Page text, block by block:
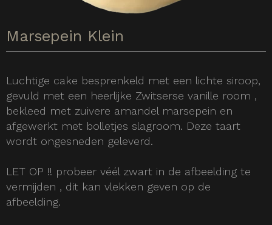
Marsepein Klein
Luchtige cake besprenkeld met een lichte siroop,
gevuld met een heerlijke Zwitserse vanille room ,
bekleed met zuivere amandel marsepein en
afgewerkt met bolletjes slagroom. Deze taart
wordt ongesneden geleverd.
LET OP !! probeer véél zwart in de afbeelding te
vermijden , dit kan vlekken geven op de
afbeelding.